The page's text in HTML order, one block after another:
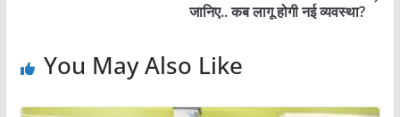
जानिए.. कब लागू होगी नई व्यवस्था?
You May Also Like